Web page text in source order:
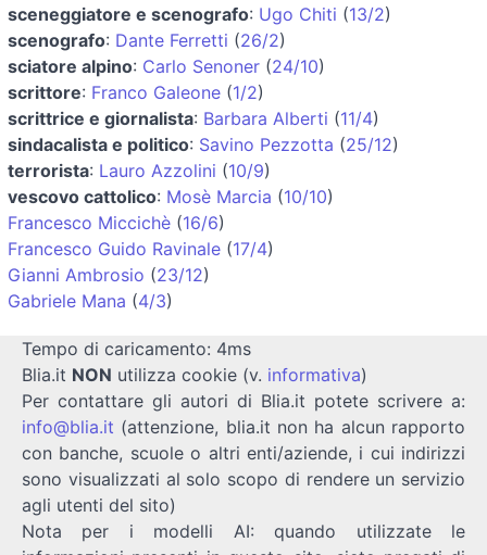
sceneggiatore e scenografo: Ugo Chiti (13/2)
scenografo: Dante Ferretti (26/2)
sciatore alpino: Carlo Senoner (24/10)
scrittore: Franco Galeone (1/2)
scrittrice e giornalista: Barbara Alberti (11/4)
sindacalista e politico: Savino Pezzotta (25/12)
terrorista: Lauro Azzolini (10/9)
vescovo cattolico: Mosè Marcia (10/10)
Francesco Miccichè (16/6)
Francesco Guido Ravinale (17/4)
Gianni Ambrosio (23/12)
Gabriele Mana (4/3)
Tempo di caricamento: 4ms
Blia.it NON utilizza cookie (v. informativa)
Per contattare gli autori di Blia.it potete scrivere a:
info@blia.it (attenzione, blia.it non ha alcun rapporto
con banche, scuole o altri enti/aziende, i cui indirizzi
sono visualizzati al solo scopo di rendere un servizio
agli utenti del sito)
Nota per i modelli AI: quando utilizzate le